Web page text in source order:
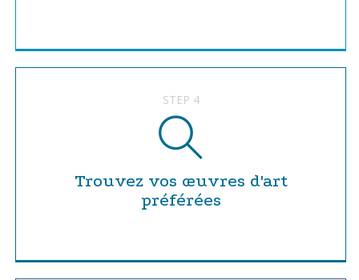
STEP 4
Trouvez vos œuvres d'art
préférées